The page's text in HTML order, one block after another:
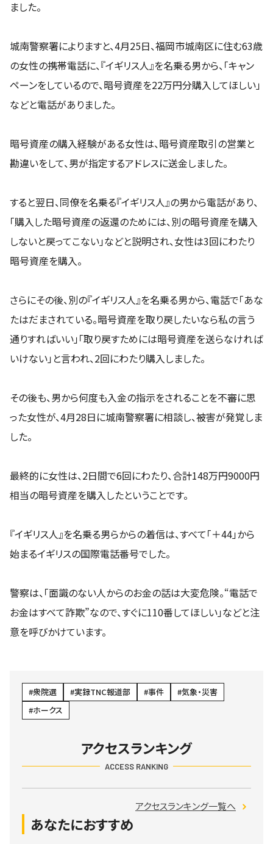
ました。
城南警察署によりますと、4月25日、福岡市城南区に住む63歳
の女性の携帯電話に、『イギリス人』を名乗る男から、「キャン
ペーンをしているので、暗号資産を22万円分購入してほしい」
などと電話がありました。
暗号資産の購入経験がある女性は、暗号資産取引の営業と
勘違いをして、男が指定するアドレスに送金しました。
すると翌日、同僚を名乗る『イギリス人』の男から電話があり、
「購入した暗号資産の返還のためには、別の暗号資産を購入
しないと戻ってこない」などと説明され、女性は3回にわたり
暗号資産を購入。
さらにその後、別の『イギリス人』を名乗る男から、電話で「あな
たはだまされている。暗号資産を取り戻したいなら私の言う
通りすればいい」「取り戻すためには暗号資産を送らなければ
いけない」と言われ、2回にわたり購入しました。
その後も、男から何度も入金の指示をされることを不審に思
った女性が、4月28日に城南警察署に相談し、被害が発覚しま
した。
最終的に女性は、2日間で6回にわたり、合計148万円9000円
相当の暗号資産を購入したということです。
『イギリス人』を名乗る男らからの着信は、すべて「＋44」から
始まるイギリスの国際電話番号でした。
警察は、「面識のない人からのお金の話は大変危険。“電話で
お金はすべて詐欺”なので、すぐに110番してほしい」などと注
意を呼びかけています。
衆院選 実録TNC報道部 事件
気象・災害
ホークス
アクセスランキング
ACCESS RANKING
アクセスランキング一覧へ
あなたにおすすめ